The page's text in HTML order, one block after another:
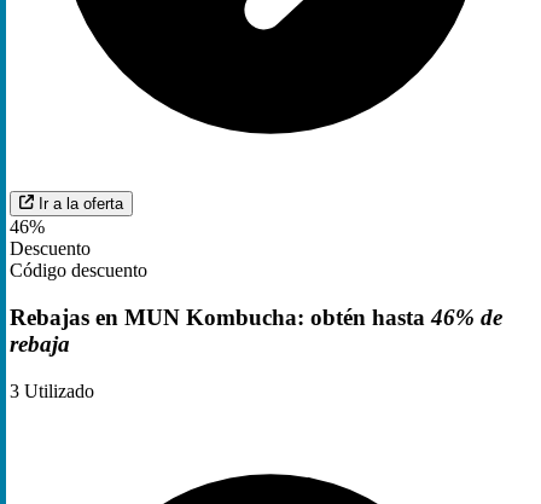
Ir a la oferta
46%
Descuento
Código descuento
Rebajas en MUN Kombucha: obtén hasta46% de
rebaja
3 Utilizado